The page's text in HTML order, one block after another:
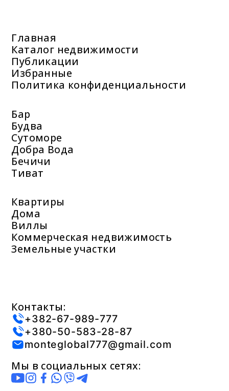
Главная
Каталог недвижимости
Публикации
Избранные
Политика конфиденциальности
Бар
Будва
Сутоморе
Добра Вода
Бечичи
Тиват
Квартиры
Дома
Виллы
Коммерческая недвижимость
Земельные участки
Контакты:
+382-67-989-777
+380-50-583-28-87
monteglobal777@gmail.com
Мы в социальных сетях: